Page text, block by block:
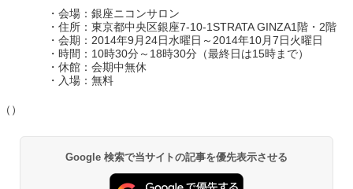
・会場：銀座ニコンサロン
・住所：東京都中央区銀座7-10-1STRATA GINZA1階・2階
・会期：2014年9月24日水曜日～2014年10月7日火曜日
・時間：10時30分～18時30分（最終日は15時まで）
・休館：会期中無休
・入場：無料
（）
Google 検索で当サイトの記事を優先表示させる